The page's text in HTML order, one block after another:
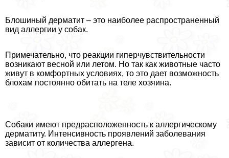
Блошиный дерматит – это наиболее распространенный
вид аллергии у собак.
Примечательно, что реакции гиперчувствительности
возникают весной или летом. Но так как животные часто
живут в комфортных условиях, то это дает возможность
блохам постоянно обитать на теле хозяина.
Собаки имеют предрасположенность к аллергическому
дерматиту. Интенсивность проявлений заболевания
зависит от количества аллергена.